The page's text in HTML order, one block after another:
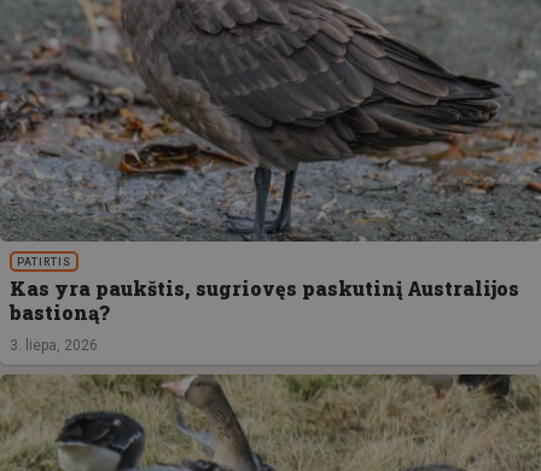
PATIRTIS
Kas yra paukštis, sugriovęs paskutinį Australijos
bastioną?
3. liepa, 2026